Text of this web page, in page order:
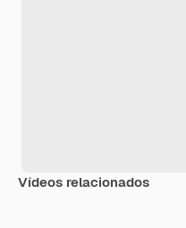
Vídeos relacionados